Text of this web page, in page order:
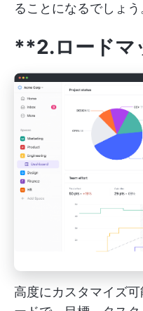
ることになるでしょう
**2.ロードマ
高度にカスタマイズ